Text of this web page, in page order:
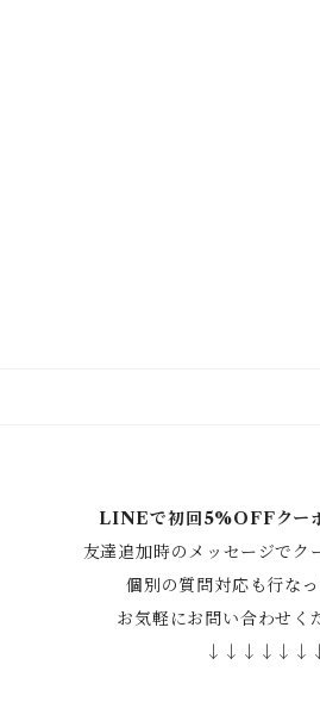
LINEで初回5%OFFクー
友達追加時のメッセージでク
個別の質問対応も行なっ
お気軽にお問い合わせく